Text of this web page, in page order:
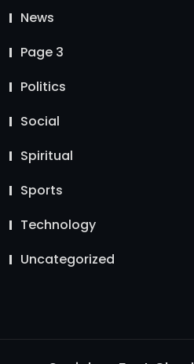
News
Page 3
Politics
Social
Spiritual
Sports
Technology
Uncategorized